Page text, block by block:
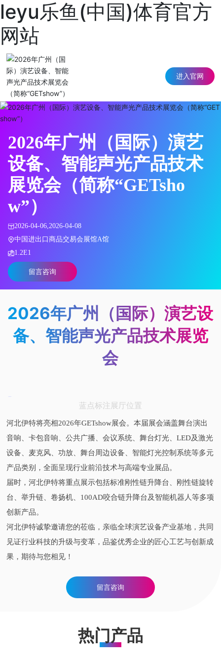
leyu乐鱼(中国)体育官方
网站
进入官网
2026年广州（国际）演艺
设备、智能声光产品技术
展览会（简称“GETsho
w”）
2026-04-06,2026-04-08
中国进出口商品交易会展馆A馆
1.2E1
留言咨询
2026年广州（国际）演艺设
备、智能声光产品技术展览
会
蓝点标注展厅位置
河北伊特将亮相2026年GETshow展会。本届展会涵盖舞台演出
音响、卡包音响、公共广播、会议系统、舞台灯光、LED及激光
设备、麦克风、功放、舞台周边设备、智能灯光控制系统等多元
产品类别，全面呈现行业前沿技术与高端专业展品。
届时，河北伊特将重点展示包括标准刚性链升降台、刚性链旋转
台、举升链、卷扬机、100AD咬合链升降台及智能机器人等多项
创新产品。
河北伊特诚挚邀请您的莅临，亲临全球演艺设备产业基地，共同
见证行业科技的升级与变革，品鉴优秀企业的匠心工艺与创新成
果，期待与您相见！
留言咨询
热门产品